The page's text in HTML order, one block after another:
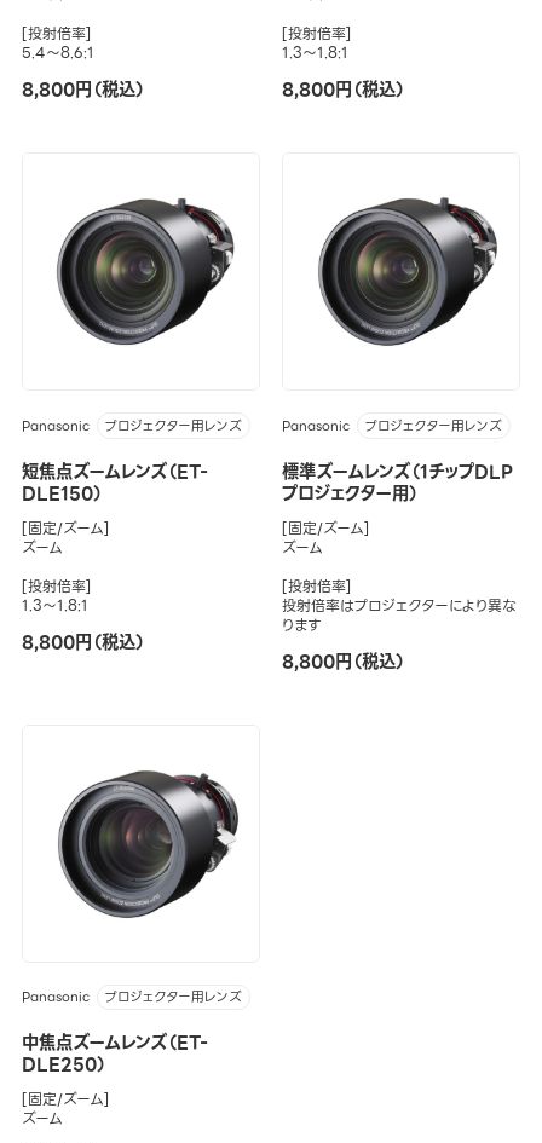
[投射倍率]
5.4～8.6:1
8,800円（税込）
[投射倍率]
1.3～1.8:1
8,800円（税込）
Panasonic プロジェクター用レンズ
短焦点ズームレンズ（ET-
DLE150）
[固定/ズーム]
ズーム
[投射倍率]
1.3～1.8:1
8,800円（税込）
Panasonic プロジェクター用レンズ
標準ズームレンズ（1チップDLP
プロジェクター用）
[固定/ズーム]
ズーム
[投射倍率]
投射倍率はプロジェクターにより異な
ります
8,800円（税込）
Panasonic プロジェクター用レンズ
中焦点ズームレンズ（ET-
DLE250）
[固定/ズーム]
ズーム